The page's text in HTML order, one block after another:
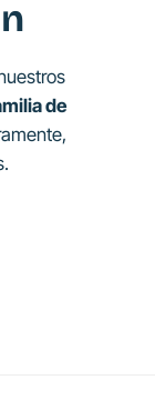
de